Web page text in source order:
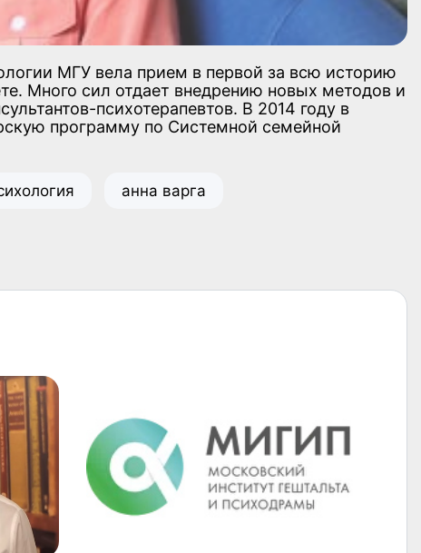
МГУ вела прием в первой за всю историю
Много сил отдает внедрению новых методов и
психотерапевтов. В 2014 году в
программу по Системной семейной
анна варга